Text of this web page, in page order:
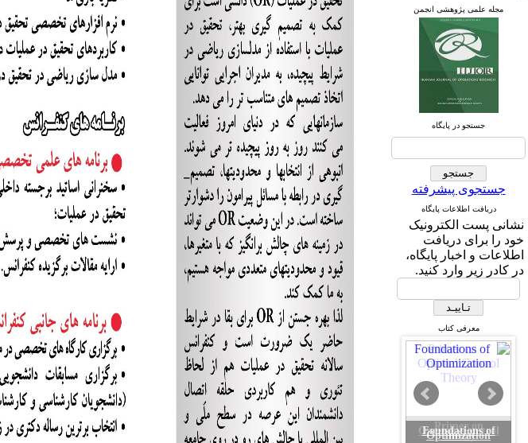
مجله علمی پژوهشی انجمن
جستجو در پایگاه
جستجوی پیشرفته
دریافت اطلاعات پایگاه
نشانی پست الکترونیک
خود را برای دریافت
اطلاعات و اخبار پایگاه،
در کادر زیر وارد کنید.
معرفی کتاب
Primer on
Optimal Control
Theory